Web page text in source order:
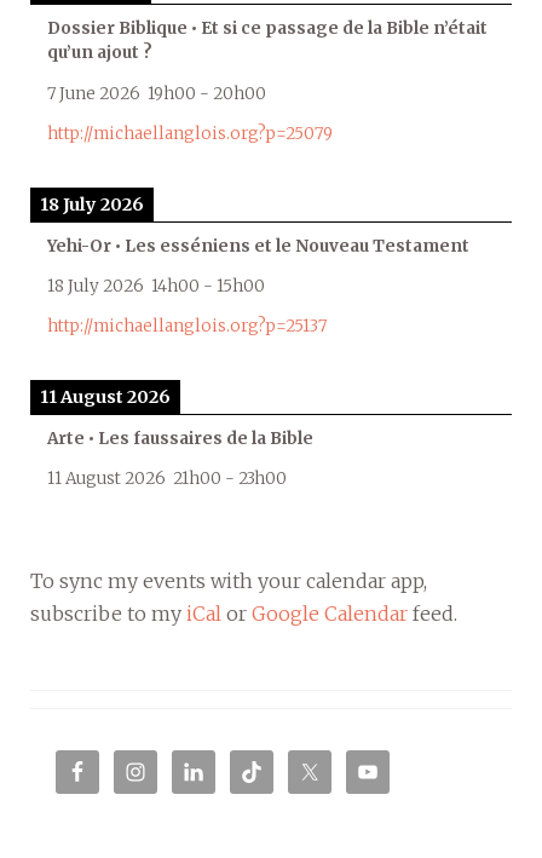
Dossier Biblique • Et si ce passage de la Bible n’était
qu’un ajout ?
7 June 2026 19h00 - 20h00
http://michaellanglois.org?p=25079
18 July 2026
Yehi-Or • Les esséniens et le Nouveau Testament
18 July 2026 14h00 - 15h00
http://michaellanglois.org?p=25137
11 August 2026
Arte • Les faussaires de la Bible
11 August 2026 21h00 - 23h00
To sync my events with your calendar app,
subscribe to my iCal or Google Calendar feed.